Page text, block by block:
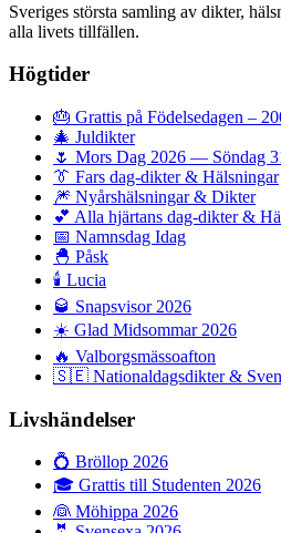
Sveriges största samling av dikter,
alla livets tillfällen.
Högtider
🎂 Grattis på Födelsedagen –
🎄 Juldikter
🌷 Mors Dag 2026 — Söndag
👔 Fars dag-dikter & Hälsningar
🎆 Nyårshälsningar & Dikter
💕 Alla hjärtans dag-dikter &
📅 Namnsdag Idag
🐣 Påsk
🕯️ Lucia
🥃 Snapsvisor 2026
☀️ Glad Midsommar 2026
🔥 Valborgsmässoafton
🇸🇪 Nationaldagsdikter &
Livshändelser
💍 Bröllop 2026
🎓 Grattis till Studenten 2026
👰 Möhippa 2026